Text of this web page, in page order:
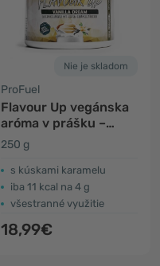
Nie je skladom
ProFuel
Flavour Up vegánska
aróma v prášku –
vanilka
250 g
s kúskami karamelu
iba 11 kcal na 4 g
všestranné využitie
18,99€